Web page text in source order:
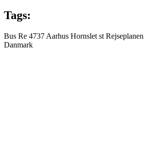
Tags:
Bus Re 4737 Aarhus Hornslet st Rejseplanen
Danmark